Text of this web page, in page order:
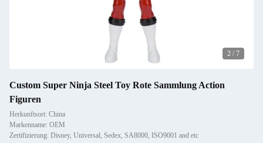
2 / 7
Custom Super Ninja Steel Toy Rote Sammlung Action
Figuren
Herkunftsort: China
Markenname: OEM
Zertifizierung: Disney, Universal, Sedex, SA8000, ISO9001 and etc